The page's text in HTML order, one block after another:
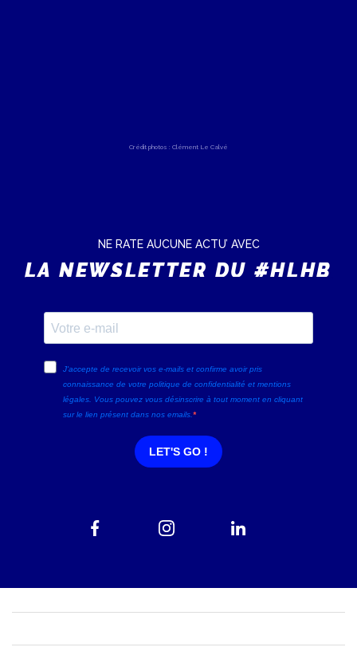
Crédit photos : Clément Le Calvé
NE RATE AUCUNE ACTU’ AVEC
LA NEWSLETTER DU #HLHB